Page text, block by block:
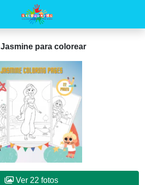
Jasmine para colorear
Ver 22 fotos